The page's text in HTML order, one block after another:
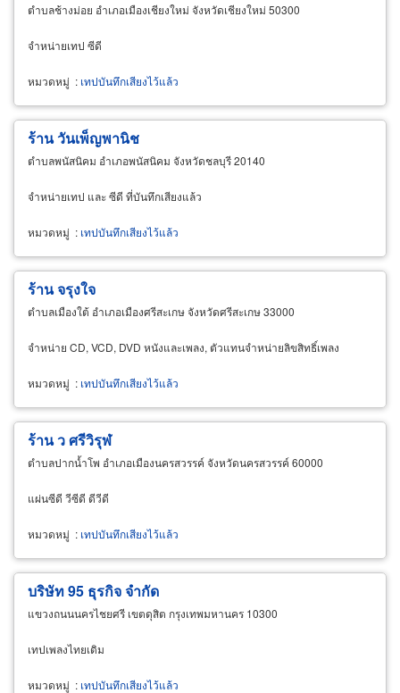
ตำบลช้างม่อย อำเภอเมืองเชียงใหม่ จังหวัดเชียงใหม่ 50300
จำหน่ายเทป ซีดี
หมวดหมู่ : เทปบันทึกเสียงไว้แล้ว
ร้าน วันเพ็ญพานิช
ตำบลพนัสนิคม อำเภอพนัสนิคม จังหวัดชลบุรี 20140
จำหน่ายเทป และ ซีดี ที่บันทึกเสียงแล้ว
หมวดหมู่ : เทปบันทึกเสียงไว้แล้ว
ร้าน จรุงใจ
ตำบลเมืองใต้ อำเภอเมืองศรีสะเกษ จังหวัดศรีสะเกษ 33000
จำหน่าย CD, VCD, DVD หนังและเพลง, ตัวแทนจำหน่ายลิขสิทธิ์เพลง
หมวดหมู่ : เทปบันทึกเสียงไว้แล้ว
ร้าน ว ศรีวิรุฬ
ตำบลปากน้ำโพ อำเภอเมืองนครสวรรค์ จังหวัดนครสวรรค์ 60000
แผ่นซีดี วีซีดี ดีวีดี
หมวดหมู่ : เทปบันทึกเสียงไว้แล้ว
บริษัท 95 ธุรกิจ จำกัด
แขวงถนนนครไชยศรี เขตดุสิต กรุงเทพมหานคร 10300
เทปเพลงไทยเดิม
หมวดหมู่ : เทปบันทึกเสียงไว้แล้ว